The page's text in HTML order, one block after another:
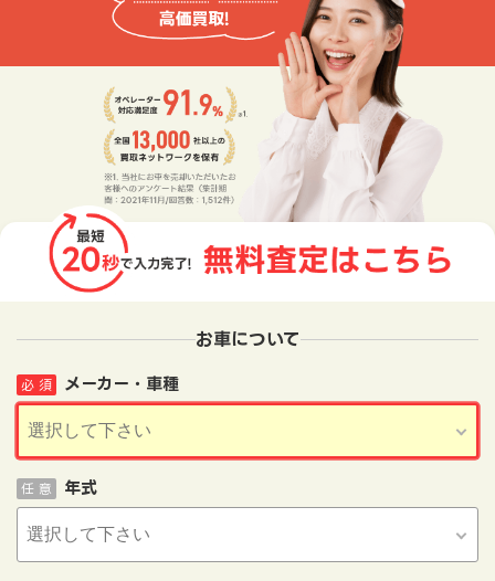
お車について
メーカー・車種
必 須
年式
任 意